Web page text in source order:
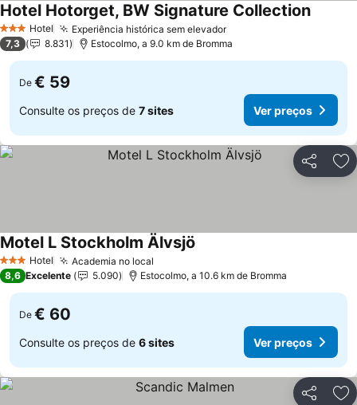
3 EstrelasHotel Experiência histórica sem elevadorVer preços
Hotel Hotorget, BW Signature CollectionVer
7,3 8.831 Estocolmo, a 9.0 km de Bromma
De € 59
Consulte os preços de 7 sites Ver preços
Partilhar
3 EstrelasHotel Academia no local
Motel L Stockholm Älvsjö
8,6 Excelente 5.090 Estocolmo, a 10.6 km de Bromma
De € 60
Consulte os preços de 6 sites Ver preços
Partilhar